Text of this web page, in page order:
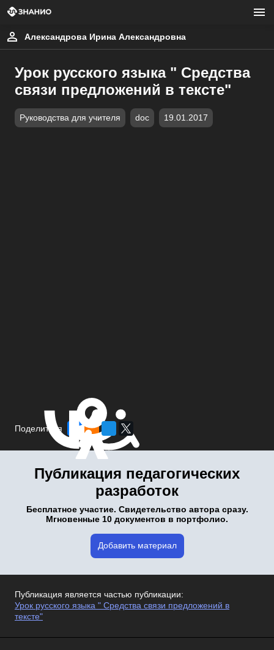
Александрова Ирина Александровна
Урок русского языка " Средства
связи предложений в тексте"
Руководства для учителя doc 19.01.2017
Поделиться
Публикация педагогических
разработок
Бесплатное участие. Свидетельство автора сразу.
Мгновенные 10 документов в портфолио.
Добавить материал
Публикация является частью публикации:
Урок русского языка " Средства связи предложений в
тексте"